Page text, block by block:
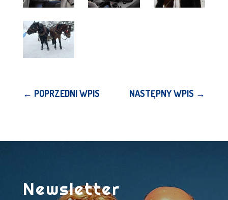
← POPRZEDNI WPIS NASTĘPNY WPIS →
Newsletter